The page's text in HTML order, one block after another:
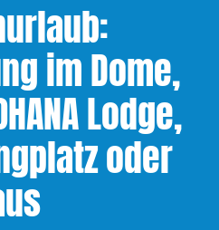
im Dome,
Lodge,
oder